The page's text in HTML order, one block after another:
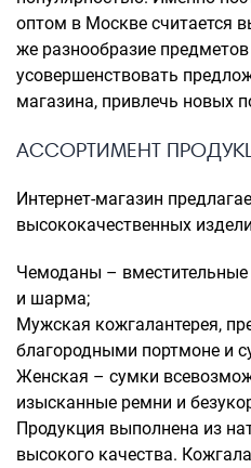
оптом в Москве считается
же разнообразие
усовершенствовать
магазина, привлечь новых
АССОРТИМЕНТ
Интернет-магазин
высококачественных
Чемоданы –
и шарма;
Мужская кожгалантерея,
благородными портмоне и
Женская – сумки
изысканные ремни и
Продукция выполнена из
высокого качества.